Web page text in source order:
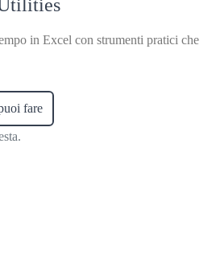
in Excel con strumenti pratici che
fare